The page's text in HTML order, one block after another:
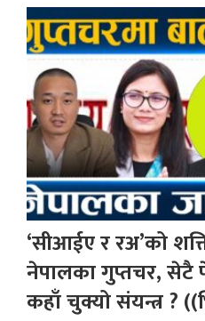
‘सीआईए र रअ’को
नेपालका गुप्तचर, सेटै
कहाँ चुक्यो संयन्त्र ?